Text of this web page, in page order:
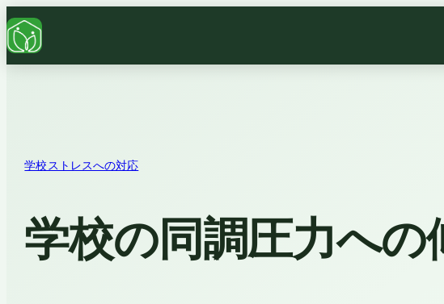
学校ストレスへの対応
学校の同調圧力への